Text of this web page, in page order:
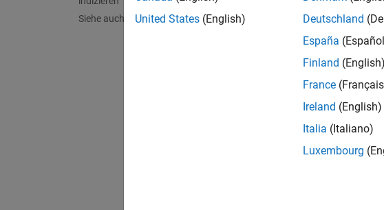
Siehe auch
United States (English)
Deutschland
España
Finland (English)
France
Ireland (English)
Italia (Italiano)
Luxembourg